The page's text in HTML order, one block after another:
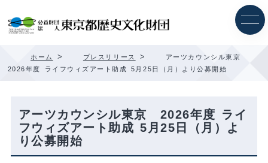
ッ
ホーム > プレスリリース >
アーツカウンシル東京
2026年度 ライフウィズアート助成 5月25日（月）より公募開始
アーツカウンシル東京 2026年度 ライ
フウィズアート助成 5月25日（月）よ
り公募開始